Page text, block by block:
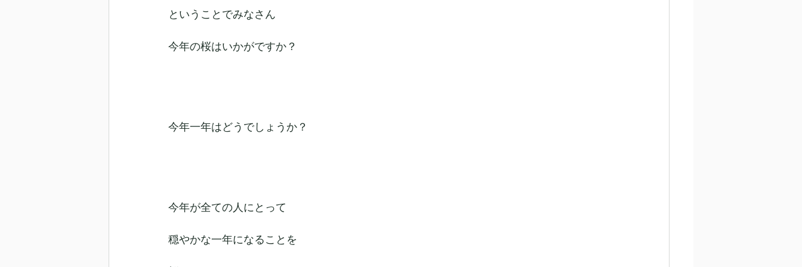
ということでみなさん
今年の桜はいかがですか？
今年一年はどうでしょうか？
今年が全ての人にとって
穏やかな一年になることを